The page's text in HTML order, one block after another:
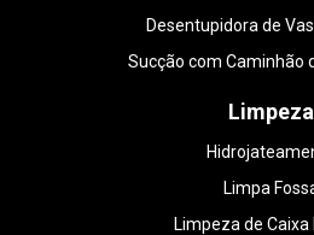
Desentupidora de
Sucção com Caminhão
Limpeza
Limpa
Limpeza de Caixa